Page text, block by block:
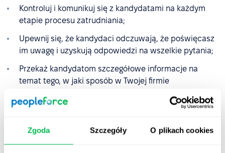
Zgoda Szczegóły O plikach cookies
Kontroluj i komunikuj się z kandydatami na każdym
etapie procesu zatrudniania;
Upewnij się, że kandydaci odczuwają, że poświęcasz
im uwagę i uzyskują odpowiedzi na wszelkie pytania;
Przekaż kandydatom szczegółowe informacje na
temat tego, w jaki sposób w Twojej firmie
przeszłości pracowniczej;
zarówno w przypadku negatywnych, jak i
pozytywnych wyników rekrutacji.